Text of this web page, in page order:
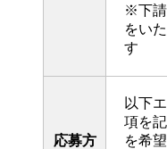
※下請
をい
す
応募方
以下
項を
を希